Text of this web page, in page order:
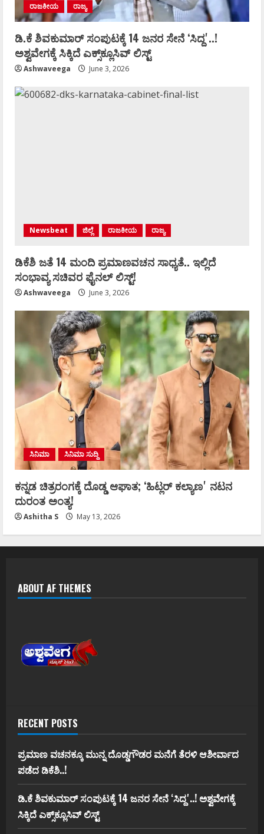
ರಾಜಕೀಯ
ರಾಜ್ಯ
ಡಿ.ಕೆ ಶಿವಕುಮಾರ್‌ ಸಂಪುಟಕ್ಕೆ 14 ಜನರ ಸೇನೆ ʻಸಿದ್ದʼ..!
ಅಶ್ವವೇಗಕ್ಕೆ ಸಿಕ್ಕಿದೆ ಎಕ್ಸ್‌ಕ್ಲೂಸಿವ್‌ ಲಿಸ್ಟ್‌
Ashwaveega June 3, 2026
Newsbeat ಜಿಲ್ಲೆ ರಾಜಕೀಯ ರಾಜ್ಯ
ಡಿಕೆಶಿ ಜತೆ 14 ಮಂದಿ ಪ್ರಮಾಣವಚನ ಸಾಧ್ಯತೆ.. ಇಲ್ಲಿದೆ
ಸಂಭಾವ್ಯ ಸಚಿವರ ಫೈನಲ್ ಲಿಸ್ಟ್‌!
Ashwaveega June 3, 2026
ಸಿನಿಮಾ ಸಿನಿಮಾ ಸುದ್ದಿ
ಕನ್ನಡ ಚಿತ್ರರಂಗಕ್ಕೆ ದೊಡ್ಡ ಆಘಾತ; ʻಹಿಟ್ಲರ್ ಕಲ್ಯಾಣʼ ನಟನ
ದುರಂತ ಅಂತ್ಯ!
Ashitha S May 13, 2026
ABOUT AF THEMES
RECENT POSTS
ಪ್ರಮಾಣ ವಚನಕ್ಕೂ ಮುನ್ನ ದೊಡ್ಡಗೌಡರ ಮನೆಗೆ ತೆರಳಿ ಆಶೀರ್ವಾದ
ಪಡೆದ ಡಿಕೆಶಿ..!
ಡಿ.ಕೆ ಶಿವಕುಮಾರ್‌ ಸಂಪುಟಕ್ಕೆ 14 ಜನರ ಸೇನೆ ʻಸಿದ್ದʼ..! ಅಶ್ವವೇಗಕ್ಕೆ
ಸಿಕ್ಕಿದೆ ಎಕ್ಸ್‌ಕ್ಲೂಸಿವ್‌ ಲಿಸ್ಟ್‌